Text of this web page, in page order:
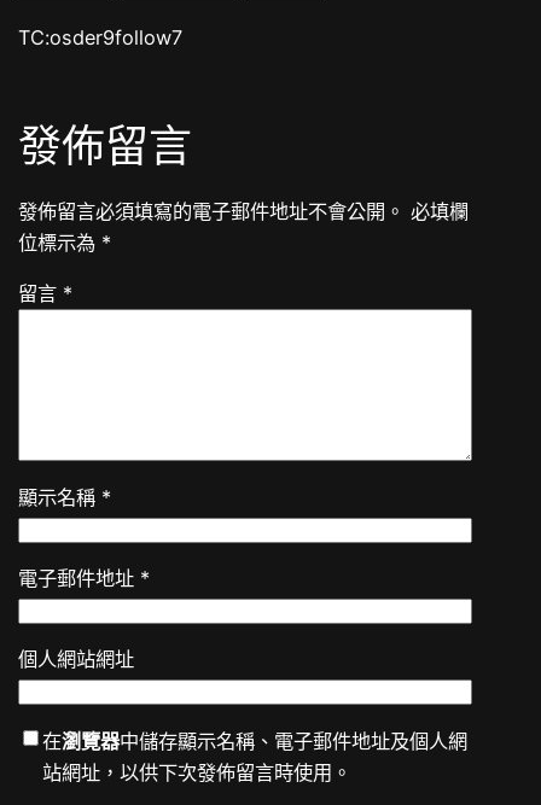
TC:osder9follow7
發佈留言
發佈留言必須填寫的電子郵件地址不會公開。 必填欄
位標示為 *
留言 *
顯示名稱 *
電子郵件地址 *
個人網站網址
在瀏覽器中儲存顯示名稱、電子郵件地址及個人網
站網址，以供下次發佈留言時使用。